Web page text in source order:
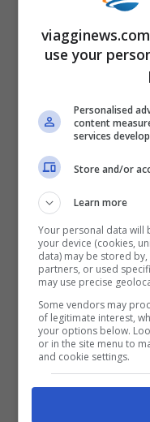
neve scenderà
sui rilievi
venti forti da
Sardegna e
regioni ioniche
mareggiate.
Articoli Napoli
2026:
Italiana
use your
Personalised
content
services
Store and/or
Learn more
Your personal data
your device (cookies,
data) may be stored
partners, or used
may use precise
Some vendors may
of legitimate interest,
your options below.
or in the site menu to
and cookie settings.